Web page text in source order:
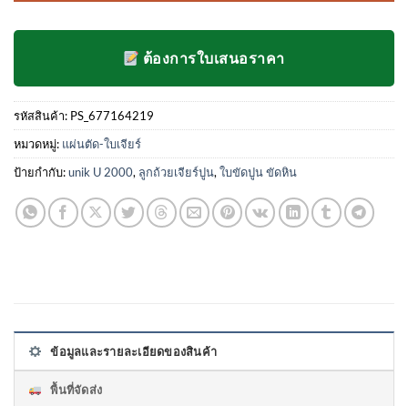
ต้องการใบเสนอราคา
รหัสสินค้า: PS_677164219
หมวดหมู่: แผ่นตัด-ใบเจียร์
ป้ายกำกับ:unik U 2000, ลูกถ้วยเจียร์ปูน, ใบขัดปูน ขัดหิน
ข้อมูลและรายละเอียดของสินค้า
พื้นที่จัดส่ง